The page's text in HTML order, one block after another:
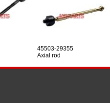
45503-29355
Axial rod